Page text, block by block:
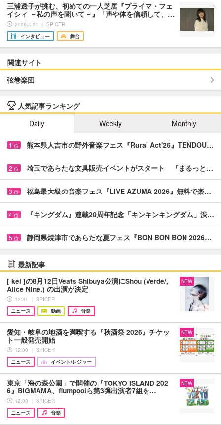
三浦透子が挑む、初めての一人芝居『プライマ・フェ
イシィ －私の声を聞いて－』「声や体を信頼して、…
2026.4.21 ｜ SPICER
インタビュー
舞台
関連サイト
弦巻楽団
人気記事ランキング
Daily
Weekly Monthly
1 位 熊本県人吉市の野外音楽フェス『Rural Act'26』TENDOU…
2 位 埼玉であらたな文具販売イベントがスタート 『まるっと…
3 位 福島最大級の音楽フェス『LIVE AZUMA 2026』無料で楽…
4 位 『キングダム』連載20周年記念「キンキンキングダム」渋…
5 位 静岡県焼津市であらたな夏フェス『BON BON BON 2026…
最新記事
[ kei ]の8月12日Veats Shibuya公演にShou (Verde/,
Alice Nine.) の出演が決定
12:31 ｜ SPICER
ニュース
動画 音楽
NEW
愛知・岐阜の地酒を満喫する『秋酒祭 2026』チケッ
ト一般発売開始
12:00 ｜ SPICER
ニュース
イベント/レジャー
NEW
東京「海の森公園」で開催の『TOKYO ISLAND 202
6』BIGMAMA、flumpoolら第3弾出演者7組を…
12:00 ｜ SPICER
ニュース
音楽
NEW